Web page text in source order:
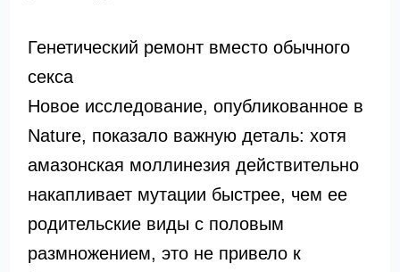
Генетический ремонт вместо обычного
секса
Новое исследование, опубликованное в
Nature, показало важную деталь: хотя
амазонская моллинезия действительно
накапливает мутации быстрее, чем ее
родительские виды с половым
размножением, это не привело к